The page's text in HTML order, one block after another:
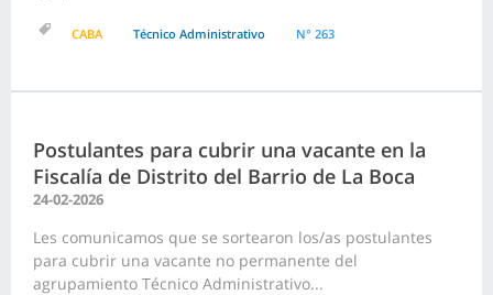
CABA Técnico Administrativo N° 263
Postulantes para cubrir una vacante en la
Fiscalía de Distrito del Barrio de La Boca
24-02-2026
Les comunicamos que se sortearon los/as postulantes
para cubrir una vacante no permanente del
agrupamiento Técnico Administrativo...